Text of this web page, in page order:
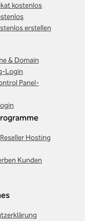
kostenlos
erstellen
& Domain
Login
Panel-
Hosting
Kunden